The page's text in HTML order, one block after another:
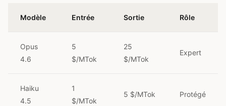
Modèle Entrée Sortie Rôle
Opus
4.6
5
$/MTok
25
$/MTok
Expert
Haiku
4.5
1
$/MTok
5 $/MTok Protégé